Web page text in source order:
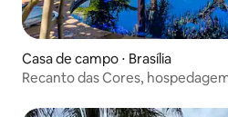
Casa de campo ⋅ Brasília
Recanto das Cores,